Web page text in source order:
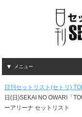
メニュー
日刊セットリスト(セトリ)
日(日)SEKAI NO OWARI「
ーアリーナ セットリスト